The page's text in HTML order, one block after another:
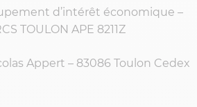
d’intérêt économique –
TOULON APE 8211Z
Appert – 83086 Toulon Cedex